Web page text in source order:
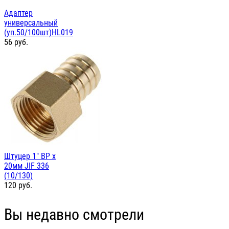
Адаптер
универсальный
(уп.50/100шт)HL019
56 руб.
Штуцер 1" ВР х
20мм JIF 336
(10/130)
120 руб.
Вы недавно смотрели